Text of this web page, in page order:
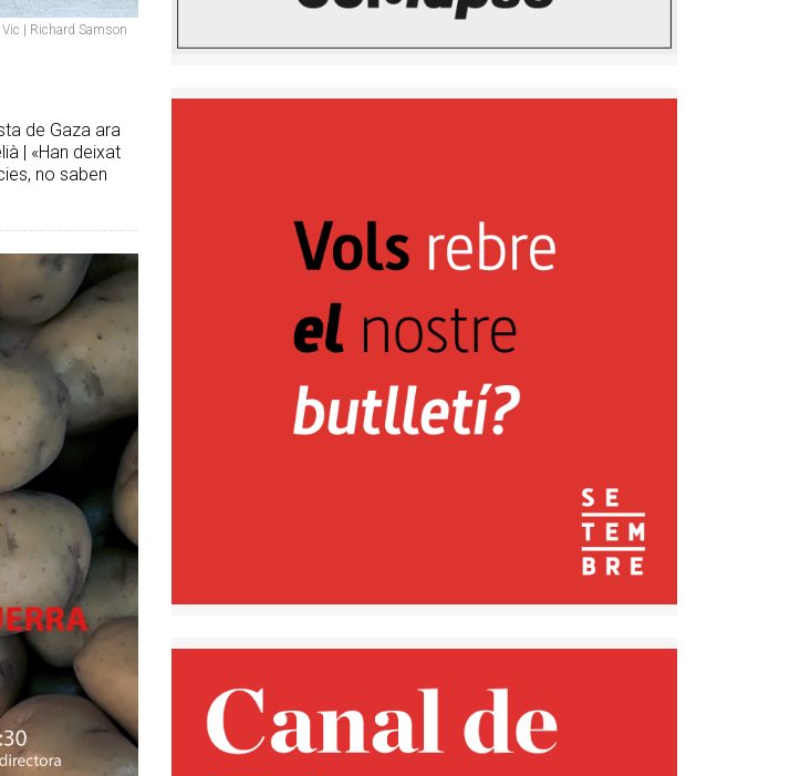
| Richard Samson
de Gaza ara
| «Han deixat
no saben